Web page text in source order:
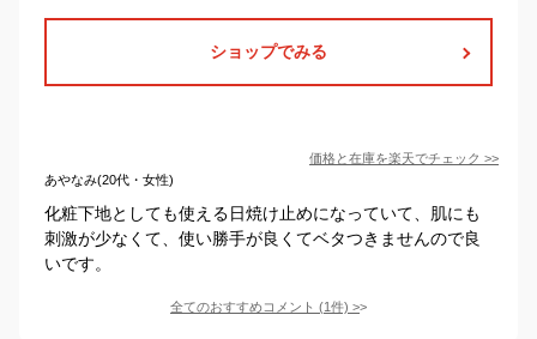
ショップでみる
価格と在庫を楽天でチェック >>
あやなみ(20代・女性)
化粧下地としても使える日焼け止めになっていて、肌にも
刺激が少なくて、使い勝手が良くてベタつきませんので良
いです。
全てのおすすめコメント (1件) >